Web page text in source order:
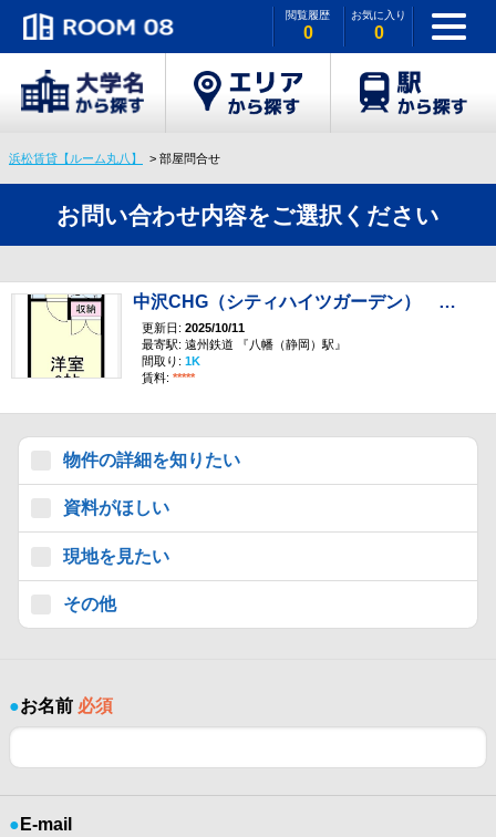
閲覧履歴
0
お気に入り
0
浜松賃貸【ルーム丸八】 部屋問合せ
お問い合わせ内容をご選択ください
中沢CHG（シティハイツガーデン） 315
更新日: 2025/10/11
最寄駅: 遠州鉄道 『八幡（静岡）駅』
間取り: 1K
賃料: *****
物件の詳細を知りたい
資料がほしい
現地を見たい
その他
●お名前 必須
● E-mail